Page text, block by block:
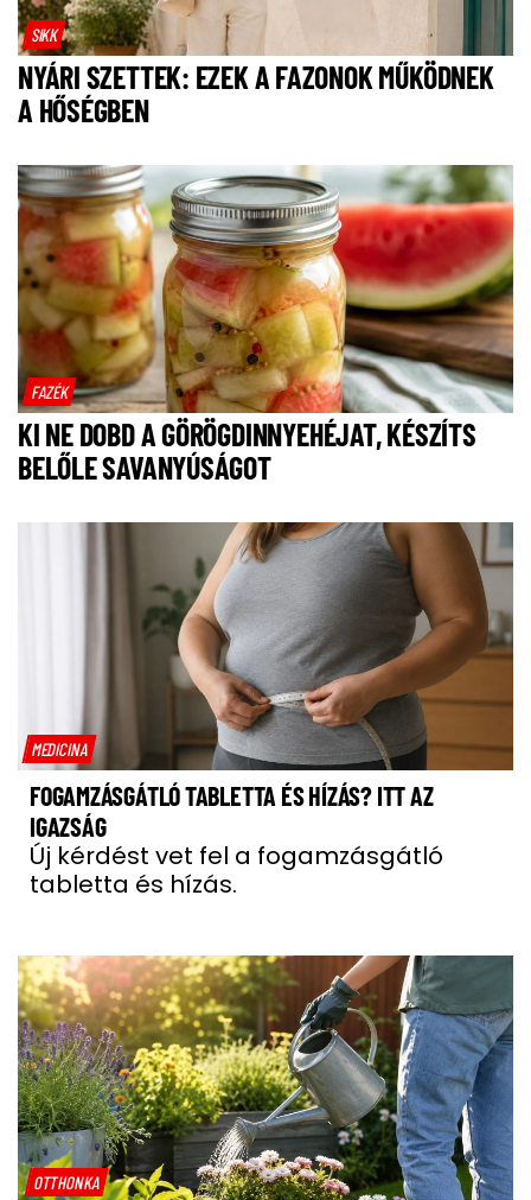
SIKK
NYÁRI SZETTEK: EZEK A FAZONOK MŰKÖDNEK
A HŐSÉGBEN
FAZÉK
KI NE DOBD A GÖRÖGDINNYEHÉJAT, KÉSZÍTS
BELŐLE SAVANYÚSÁGOT
MEDICINA
FOGAMZÁSGÁTLÓ TABLETTA ÉS HÍZÁS? ITT AZ
IGAZSÁG
Új kérdést vet fel a fogamzásgátló
tabletta és hízás.
OTTHONKA